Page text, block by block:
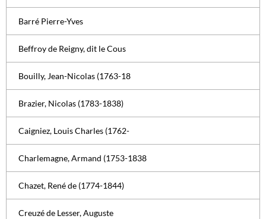
Barré Pierre-Yves
Beffroy de Reigny, dit le Cous
Bouilly, Jean-Nicolas (1763-18
Brazier, Nicolas (1783-1838)
Caigniez, Louis Charles (1762-
Charlemagne, Armand (1753-1838
Chazet, René de (1774-1844)
Creuzé de Lesser, Auguste